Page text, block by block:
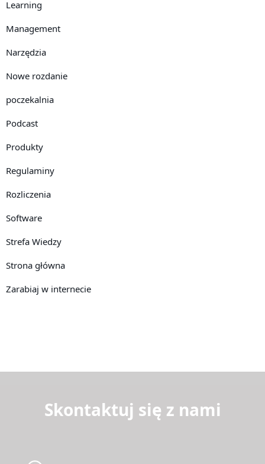
Learning
Management
Narzędzia
Nowe rozdanie
poczekalnia
Podcast
Produkty
Regulaminy
Rozliczenia
Software
Strefa Wiedzy
Strona główna
Zarabiaj w internecie
Skontaktuj się z nami